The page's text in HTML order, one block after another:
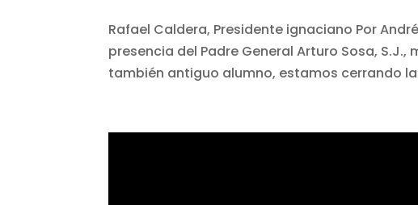
Rafael Caldera, Presidente ignaciano Por
presencia del Padre General Arturo Sosa,
también antiguo alumno, estamos cerrando la